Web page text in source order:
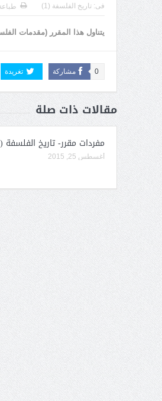
فى:تاريخ الفلسفة (1)
يتناول هذا المقرر (مقدمات
مشاركة 0 تغريدة
مقالات ذات صلة
مفردات مقرر- تاريخ الفلسفة (1)
أغسطس 25, 2015